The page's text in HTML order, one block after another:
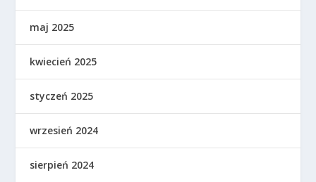
maj 2025
kwiecień 2025
styczeń 2025
wrzesień 2024
sierpień 2024